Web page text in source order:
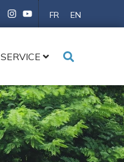
FR EN
SERVICE